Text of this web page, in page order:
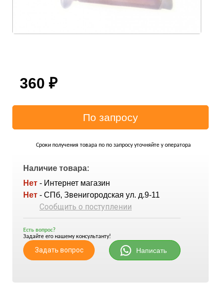
360 ₽
Сроки получения товара по по запросу уточняйте у оператора
Наличие товара:
Нет - Интернет магазин
Нет - СПб, Звенигородская ул. д.9-11
Сообщить о поступлении
Есть вопрос?
Задайте его нашему консультанту!
Задать вопрос Написать